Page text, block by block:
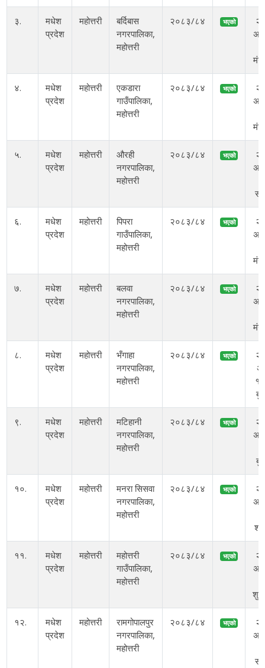
३.
मधेश
प्रदेश
महोत्तरी
बर्दिबास
नगरपालिका,
महोत्तरी
२०८३/८४ भएको
४.
मधेश
प्रदेश
महोत्तरी
एकडारा
गाउँपालिका,
महोत्तरी
२०८३/८४ भएको
५.
मधेश
प्रदेश
महोत्तरी
औरही
नगरपालिका,
महोत्तरी
२०८३/८४ भएको
६.
मधेश
प्रदेश
महोत्तरी
पिपरा
गाउँपालिका,
महोत्तरी
२०८३/८४ भएको
७.
मधेश
प्रदेश
महोत्तरी
बलवा
नगरपालिका,
महोत्तरी
२०८३/८४ भएको
८.
मधेश
प्रदेश
महोत्तरी
भँगाहा
नगरपालिका,
महोत्तरी
२०८३/८४ भएको
९.
मधेश
प्रदेश
महोत्तरी
मटिहानी
नगरपालिका,
महोत्तरी
२०८३/८४ भएको
१०.
मधेश
प्रदेश
महोत्तरी
मनरा सिसवा
नगरपालिका,
महोत्तरी
२०८३/८४ भएको
११.
मधेश
प्रदेश
महोत्तरी
महोत्तरी
गाउँपालिका,
महोत्तरी
२०८३/८४ भएको
१२.
मधेश
प्रदेश
महोत्तरी
रामगोपालपुर
नगरपालिका,
महोत्तरी
२०८३/८४ भएको